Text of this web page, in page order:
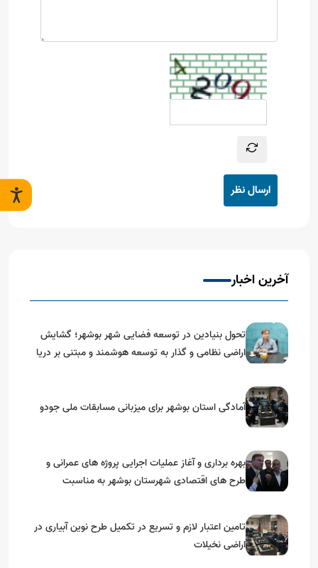
ارسال نظر
آخرین اخبار
تحول بنیادین در توسعه فضایی شهر بوشهر؛ گشایش
اراضی نظامی و گذار به توسعه هوشمند و مبتنی بر دریا
آمادگی استان بوشهر برای میزبانی مسابقات ملی جودو
بهره برداری و آغاز عملیات اجرایی پروژه های عمرانی و
طرح های اقتصادی شهرستان بوشهر به مناسبت
تامین اعتبار لازم و تسریع در تکمیل طرح نوین آبیاری در
اراضی نخیلات